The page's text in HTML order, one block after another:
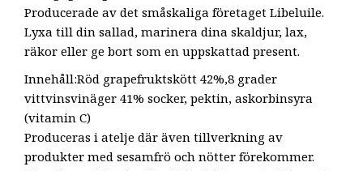
Producerade av det småskaliga företaget Libeluile.
Lyxa till din sallad, marinera dina skaldjur, lax,
räkor eller ge bort som en uppskattad present.
Innehåll:Röd grapefruktskött 42%,8 grader
vittvinsvinäger 41% socker, pektin, askorbinsyra
(vitamin C)
Produceras i atelje där även tillverkning av
produkter med sesamfrö och nötter förekommer.